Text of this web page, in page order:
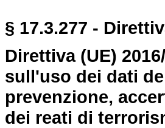
§ 17.3.277 -
Direttiva (UE)
sull'uso dei dati
prevenzione,
dei reati di